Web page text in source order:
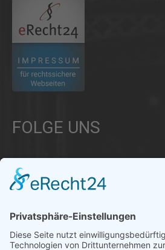
FOLGE UNS
Informationen aus Politik – Wirtschaft